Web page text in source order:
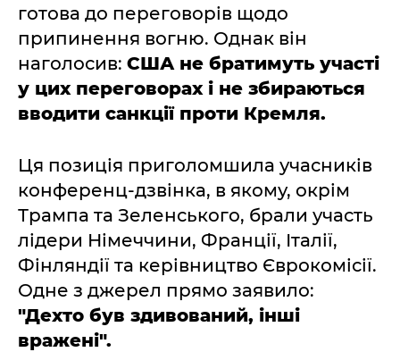
готова до переговорів щодо
припинення вогню. Однак він
наголосив: США не братимуть участі
у цих переговорах і не збираються
вводити санкції проти Кремля.
Ця позиція приголомшила учасників
конференц-дзвінка, в якому, окрім
Трампа та Зеленського, брали участь
лідери Німеччини, Франції, Італії,
Фінляндії та керівництво Єврокомісії.
Одне з джерел прямо заявило:
"Дехто був здивований, інші
вражені".